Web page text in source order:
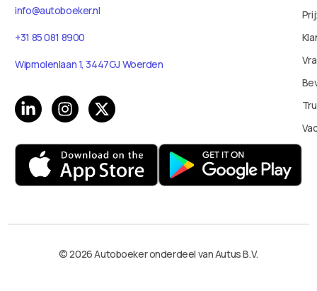
info@autoboeker.nl
+31 85 081 8900
Wipmolenlaan 1, 3447GJ Woerden
© 2026 Autoboeker onderdeel van Autus B.V.